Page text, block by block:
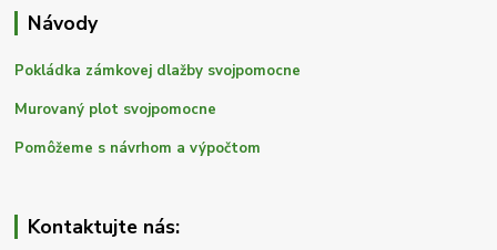
Návody
Pokládka zámkovej dlažby svojpomocne
Murovaný plot svojpomocne
Pomôžeme s návrhom a výpočtom
Kontaktujte nás: